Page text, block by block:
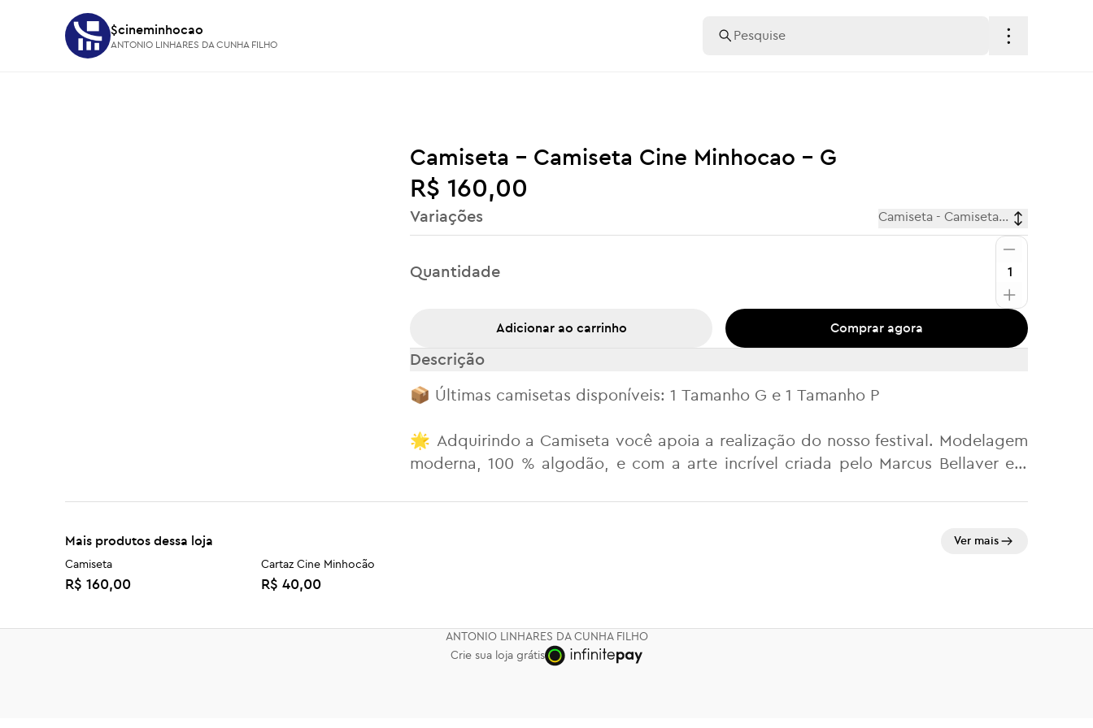
$cineminhocao
ANTONIO LINHARES DA CUNHA FILHO
$cineminhocao
ANTONIO LINHARES DA CUNHA FILHO
Camiseta - Camiseta Cine Minhocao - G
R$ 160,00
Variações Camiseta - Camiseta Cine Minhocao
Quantidade
Comprar agora
Adicionar ao carrinho
Descrição
📦 Últimas camisetas disponíveis: 1 Tamanho G e 1 Tamanho P
🌟 Adquirindo a Camiseta você apoia a realização do nosso festival. Modelagem
moderna, 100 % algodão, e com a arte incrível criada pelo Marcus Bellaver em
Serigrafia em 3 cores, tecido da camiseta cor off-white
Mais produtos dessa loja Ver mais
Camiseta
R$ 160,00
Cartaz Cine Minhocão
R$ 40,00
ANTONIO LINHARES DA CUNHA FILHO
Crie sua loja grátis